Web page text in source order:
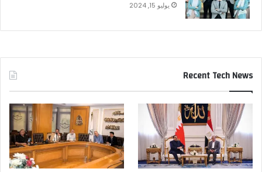
يوليو 15, 2024
Recent Tech News